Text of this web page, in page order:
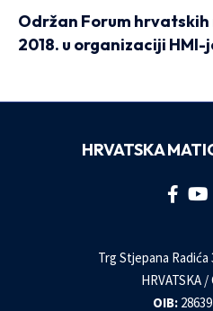
Održan Forum
2018. u organizaciji HMI-
HRVATSKA
Trg Stjepana Radića
HRVATSKA /
OIB: